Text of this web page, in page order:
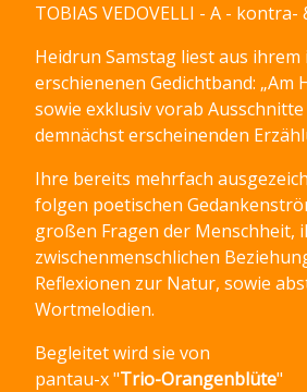
TOBIAS VEDOVELLI - A - kontra-
Heidrun Samstag liest aus ihrem
erschienenen Gedichtband: „Am
sowie exklusiv vorab
demnächst erscheinenden
Ihre bereits mehrfach
folgen poetischen
großen Fragen der Menschheit,
zwischenmenschlichen
Reflexionen zur Natur, sowie
Wortmelodien.
Begleitet wird sie von
pantau-x "Trio-Orangenblüte"